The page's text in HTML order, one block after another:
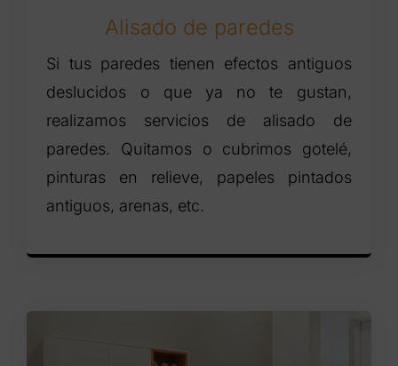
Alisado de paredes
Si tus paredes tienen efectos antiguos
deslucidos o que ya no te gustan,
realizamos servicios de alisado de
paredes. Quitamos o cubrimos gotelé,
pinturas en relieve, papeles pintados
antiguos, arenas, etc.